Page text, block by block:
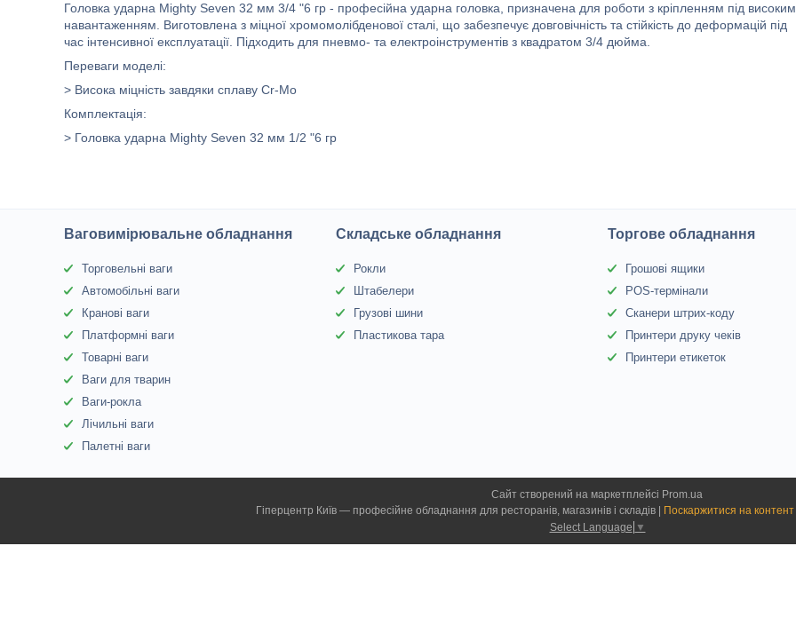
Головка ударна Mighty Seven 32 мм 3/4 "6 гр - професійна ударна головка, призначена для роботи з кріпленням під високим
навантаженням. Виготовлена з міцної хромомолібденової сталі, що забезпечує довговічність та стійкість до деформацій під
час інтенсивної експлуатації. Підходить для пневмо- та електроінструментів з квадратом 3/4 дюйма.
Переваги моделі:
> Висока міцність завдяки сплаву Cr-Mo
Комплектація:
> Головка ударна Mighty Seven 32 мм 1/2 "6 гр
Ваговимірювальне обладнання
Торговельні ваги
Автомобільні ваги
Кранові ваги
Платформні ваги
Товарні ваги
Ваги для тварин
Ваги-рокла
Лічильні ваги
Палетні ваги
Складське обладнання
Рокли
Штабелери
Грузові шини
Пластикова тара
Торгове обладнання
Грошові ящики
POS-термінали
Сканери штрих-коду
Принтери друку чеків
Принтери етикеток
Сайт створений на маркетплейсі Prom.ua
Поскаржитися на контент
Select Language ▼